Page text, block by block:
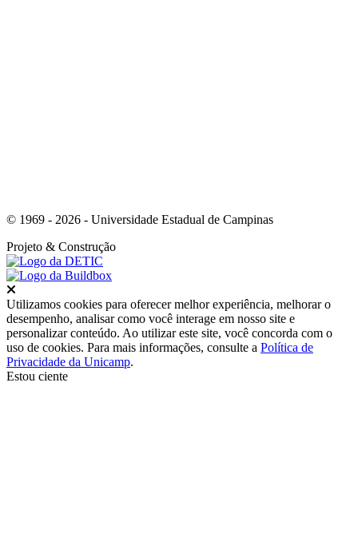
© 1969 - 2026 - Universidade Estadual de Campinas
Projeto & Construção
Utilizamos cookies para oferecer melhor experiência, melhorar o
desempenho, analisar como você interage em nosso site e
personalizar conteúdo. Ao utilizar este site, você concorda com o
uso de cookies. Para mais informações, consulte a Política de
Privacidade da Unicamp.
Estou ciente